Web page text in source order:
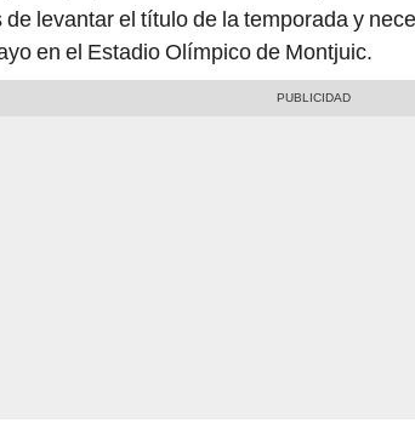
de levantar el título de la temporada y
en el Estadio Olímpico de Montjuic.